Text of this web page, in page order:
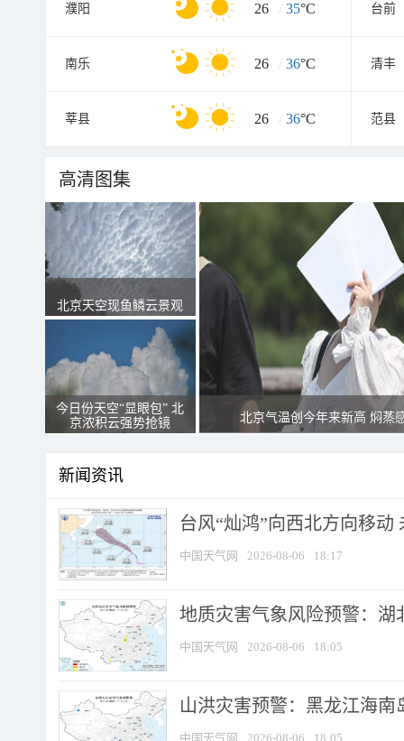
濮阳 26 / 35°C 台前
南乐 26 / 36°C 清丰
莘县 26 / 36°C 范县
高清图集
北京天空现鱼鳞云景观
今日份天空“显眼包” 北
京浓积云强势抢镜
北京气温创今年来新高 焖蒸
新闻资讯
台风“灿鸿”向西北方向移动
中国天气网 2026-08-06 18:17
地质灾害气象风险预警：湖
中国天气网 2026-08-06 18:05
山洪灾害预警：黑龙江海
中国天气网 2026-08-06 18:05